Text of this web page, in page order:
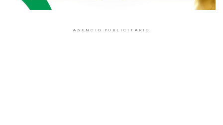
ANUNCIO PUBLICITARIO